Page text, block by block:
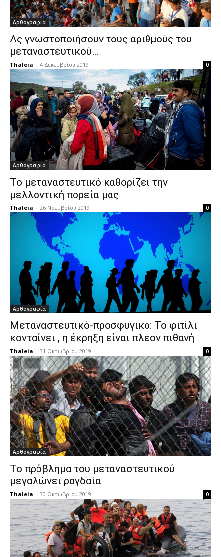
Αρθογραφία
Ας γνωστοποιήσουν τους αριθμούς του
μεταναστευτικού…
Thaleia - 4 Δεκεμβρίου 2019 0
Αρθογραφία
Το μεταναστευτικό καθορίζει την
μελλοντική πορεία μας
Thaleia - 26 Νοεμβρίου 2019 0
Αρθογραφία
Μεταναστευτικό-προσφυγικό: Το φιτίλι
κονταίνει , η έκρηξη είναι πλέον πιθανή
Thaleia - 31 Οκτωβρίου 2019 0
Αρθογραφία
Το πρόβλημα του μεταναστευτικού
μεγαλώνει ραγδαία
Thaleia - 30 Οκτωβρίου 2019 0